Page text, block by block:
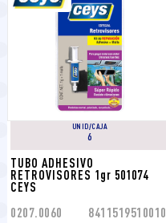
UNID/CAJA
6
TUBO ADHESIVO
RETROVISORES 1gr 501074
CEYS
0207.0060 8411519510010